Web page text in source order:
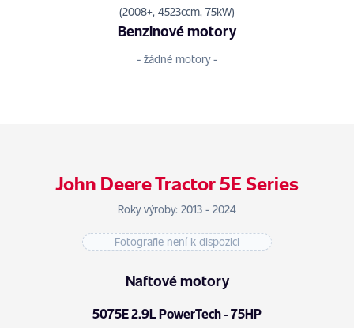
(2008+, 4523ccm, 75kW)
Benzinové motory
- žádné motory -
John Deere Tractor 5E Series
Roky výroby: 2013 - 2024
Fotografie není k dispozici
Naftové motory
5075E 2.9L PowerTech - 75HP